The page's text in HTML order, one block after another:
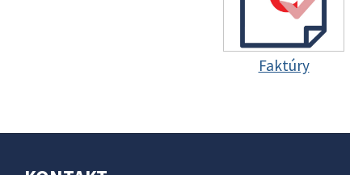
Faktúry